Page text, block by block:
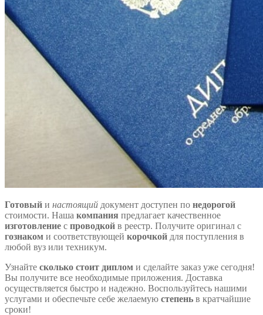
Готовый и настоящий документ доступен по недорогой
стоимости. Наша компания предлагает качественное
изготовление с проводкой в реестр. Получите оригинал с
гознаком и соответствующей корочкой для поступления в
любой вуз или техникум.
Узнайте сколько стоит диплом и сделайте заказ уже сегодня!
Вы получите все необходимые приложения. Доставка
осуществляется быстро и надежно. Воспользуйтесь нашими
услугами и обеспечьте себе желаемую степень в кратчайшие
сроки!